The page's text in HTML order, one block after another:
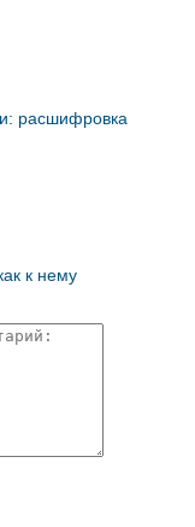
расшифровка
к нему